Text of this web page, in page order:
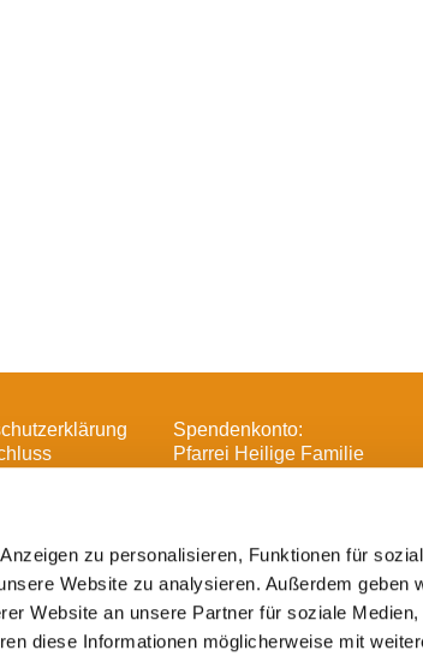
zu personalisieren, Funktionen für
Website zu analysieren. Außerdem geben
Website an unsere Partner für soziale Medien,
diese Informationen möglicherweise mit
Spendenkonto:
Pfarrei Heilige Familie
Heilige Familie, Spandau-Havelland
Impressum